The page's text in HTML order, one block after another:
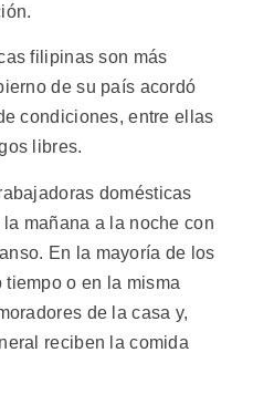
filipinas son más
de su país acordó
condiciones, entre ellas
libres.
domésticas
mañana a la noche con
En la mayoría de los
o en la misma
de la casa y,
reciben la comida